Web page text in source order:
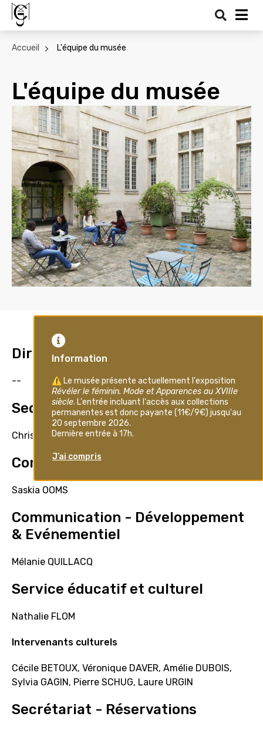
Accueil L'équipe du musée
L'équipe du musée
Direction - Conservation
--
Secrétariat général
Christine MARCHANDISE
Conservation - Documentation
Saskia OOMS
Communication - Développement
& Evénementiel
Mélanie QUILLACQ
Service éducatif et culturel
Nathalie FLOM
Intervenants culturels
Cécile BETOUX, Véronique DAVER, Amélie DUBOIS,
Sylvia GAGIN, Pierre SCHUG, Laure URGIN
Secrétariat - Réservations